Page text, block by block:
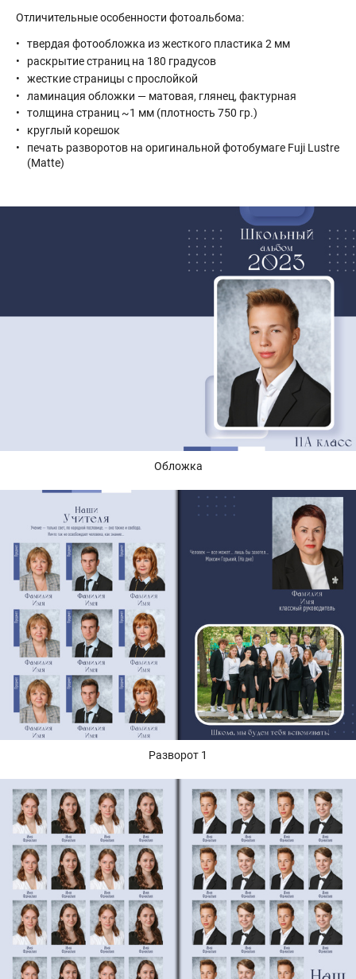
Отличительные особенности фотоальбома:
твердая фотообложка из жесткого пластика 2 мм
раскрытие страниц на 180 градусов
жесткие страницы с прослойкой
ламинация обложки — матовая, глянец, фактурная
толщина страниц ~1 мм (плотность 750 гр.)
круглый корешок
печать разворотов на оригинальной фотобумаге Fuji Lustre
(Matte)
Обложка
Разворот 1